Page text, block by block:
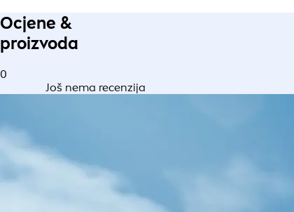
Ocjene &
proizvoda
0
Još nema recenzija